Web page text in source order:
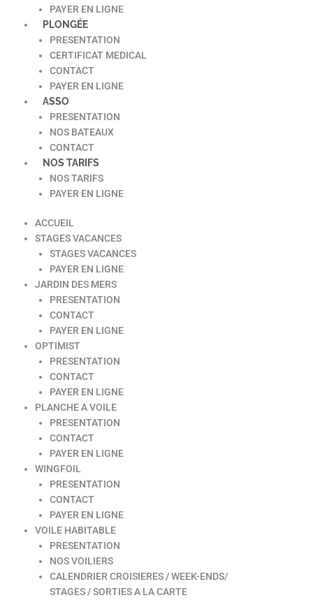
PAYER EN LIGNE
PLONGÉE
PRESENTATION
CERTIFICAT MEDICAL
CONTACT
PAYER EN LIGNE
ASSO
PRESENTATION
NOS BATEAUX
CONTACT
NOS TARIFS
NOS TARIFS
PAYER EN LIGNE
ACCUEIL
STAGES VACANCES
STAGES VACANCES
PAYER EN LIGNE
JARDIN DES MERS
PRESENTATION
CONTACT
PAYER EN LIGNE
OPTIMIST
PRESENTATION
CONTACT
PAYER EN LIGNE
PLANCHE A VOILE
PRESENTATION
CONTACT
PAYER EN LIGNE
WINGFOIL
PRESENTATION
CONTACT
PAYER EN LIGNE
VOILE HABITABLE
PRESENTATION
NOS VOILIERS
CALENDRIER CROISIERES / WEEK-ENDS/
STAGES / SORTIES A LA CARTE